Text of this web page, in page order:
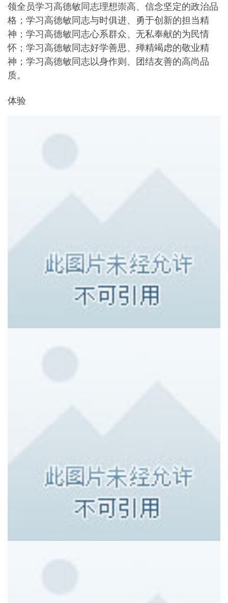
领全员学习高德敏同志理想崇高、信念坚定的政治品
格；学习高德敏同志与时俱进、勇于创新的担当精
神；学习高德敏同志心系群众、无私奉献的为民情
怀；学习高德敏同志好学善思、殚精竭虑的敬业精
神；学习高德敏同志以身作则、团结友善的高尚品
质。
体验